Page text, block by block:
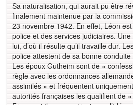
Sa naturalisation, qui aurait pu être
finalement maintenue par la
23 novembre 1942. En effet, Léon
police et des services judiciaires.
lui, d’où il résulte qu’il travaille dur.
police attestent de sa bonne
Les époux Gutheim sont de «
règle avec les ordonnances
assimilés » et fréquentent
autorités françaises les qualifient de